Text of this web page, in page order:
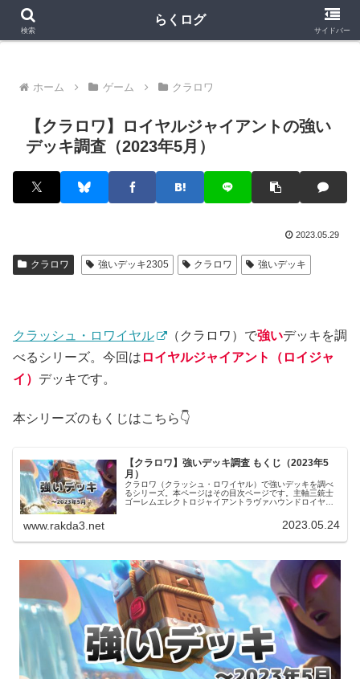
クラロワ クラロワリーグ プロスピA
ホーム ゲーム クラロワ
【クラロワ】ロイヤルジャイアントの強い
デッキ調査（2023年5月）
2023.05.29
クラロワ 強いデッキ2305 クラロワ 強いデッキ
クラッシュ・ロワイヤル （クラロワ）で強いデッキを調
べるシリーズ。今回は ロイヤルジャイアント（ロイジャ
イ） デッキです。
本シリーズのもくじはこちら👇
【クラロワ】強いデッキ調査 もくじ（2023年5
月）
クラロワ（クラッシュ・ロワイヤル）で強いデッキを調べ
るシリーズ。本ページはその目次ページです。主軸三銃士
ゴーレムエレクトロジャイアントラヴァハウンドロイヤル
www.rakda3.net 2023.05.24
検索
らくログ
サイドバー